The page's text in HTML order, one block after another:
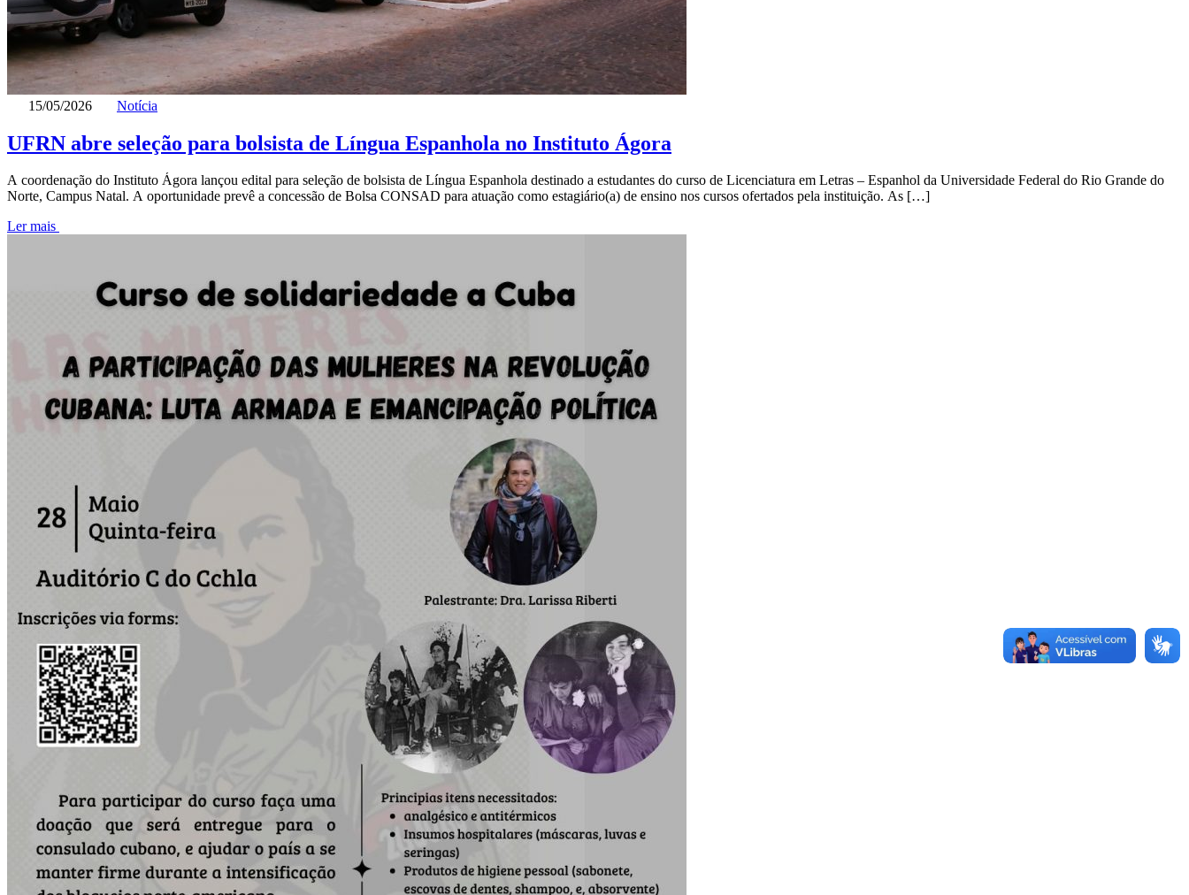
15/05/2026 Notícia
UFRN abre seleção para bolsista de Língua Espanhola no Instituto Ágora
A coordenação do Instituto Ágora lançou edital para seleção de bolsista de Língua Espanhola destinado a estudantes do curso de Licenciatura em Letras – Espanhol da Universidade Federal do Rio Grande do
Norte, Campus Natal. A oportunidade prevê a concessão de Bolsa CONSAD para atuação como estagiário(a) de ensino nos cursos ofertados pela instituição. As […]
Ler mais